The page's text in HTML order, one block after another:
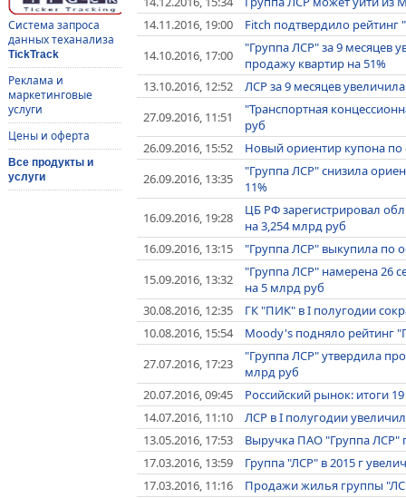
Система запроса
данных теханализа
TickTrack
Реклама и
маркетинговые
услуги
Цены и оферта
Все продукты и
услуги
14.11.2016, 19:00
Fitch подтвердило
14.10.2016, 17:00
"Группа ЛСР" за 9 месяцев
продажу квартир на 51%
13.10.2016, 12:52
ЛСР за 9 месяцев
27.09.2016, 11:51
"Транспортная
руб
26.09.2016, 15:52
Новый ориентир купона
26.09.2016, 13:35
"Группа ЛСР" снизила
11%
16.09.2016, 19:28
ЦБ РФ зарегистрировал
на 3,254 млрд руб
16.09.2016, 13:15
"Группа ЛСР" выкупила по
15.09.2016, 13:32
"Группа ЛСР" намерена 26
на 5 млрд руб
30.08.2016, 12:35
ГК "ПИК" в I полугодии
10.08.2016, 15:54
Moody's подняло рейтинг
27.07.2016, 17:23
"Группа ЛСР" утвердила
млрд руб
20.07.2016, 09:45
Российский рынок: итоги
14.07.2016, 11:10
ЛСР в I полугодии
13.05.2016, 17:53
Выручка ПАО "Группа ЛСР"
17.03.2016, 13:59
Группа "ЛСР" в 2015 г
17.03.2016, 11:16
Продажи жилья группы